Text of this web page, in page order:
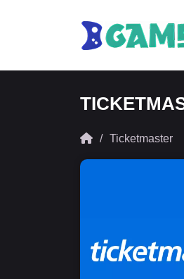
Ticketmaster